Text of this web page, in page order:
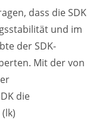
dass die SDK
und im
der SDK-
Mit der von
die